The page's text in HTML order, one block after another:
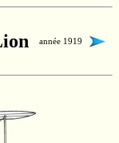
année 1919